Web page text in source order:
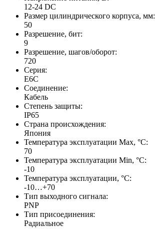
12-24 DC
Размер цилиндрического корпуса, мм:
50
Разрешение, бит:
9
Разрешение, шагов/оборот:
720
Серия:
E6C
Соединение:
Кабель
Степень защиты:
IP65
Страна происхождения:
Япония
Температура эксплуатации Max, °C:
70
Температура эксплуатации Min, °C:
-10
Температура эксплуатации, °C:
-10…+70
Тип выходного сигнала:
PNP
Тип присоединения:
Радиальное